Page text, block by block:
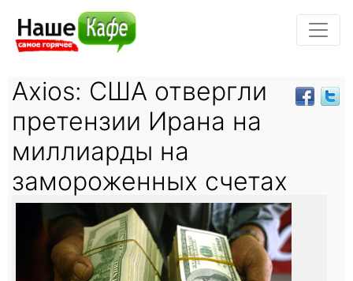
Axios: США отвергли
претензии Ирана на
миллиарды на
замороженных счетах